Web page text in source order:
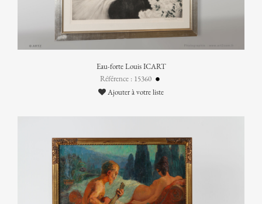
Eau-forte Louis ICART
Référence : 15360
Ajouter à votre liste